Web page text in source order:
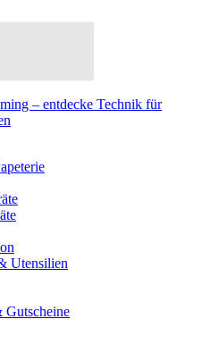
– entdecke Technik für
Utensilien
Gutscheine